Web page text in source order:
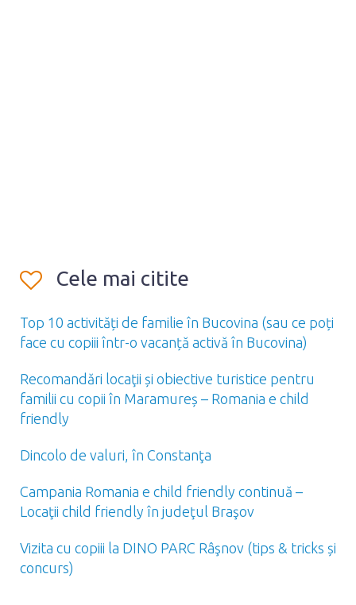
Cele mai citite
Top 10 activități de familie în Bucovina (sau ce poți
face cu copiii într-o vacanță activă în Bucovina)
Recomandări locaţii și obiective turistice pentru
familii cu copii în Maramureș – Romania e child
friendly
Dincolo de valuri, în Constanţa
Campania Romania e child friendly continuă –
Locaţii child friendly în judeţul Braşov
Vizita cu copiii la DINO PARC Râşnov (tips & tricks și
concurs)